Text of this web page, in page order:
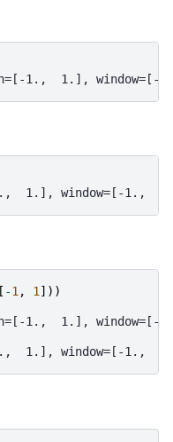
1.,  1.], window=[-
1.], window=[-1.,
-1, 1]))
1.,  1.], window=[-
1.], window=[-1.,